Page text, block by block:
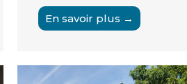
En savoir plus →